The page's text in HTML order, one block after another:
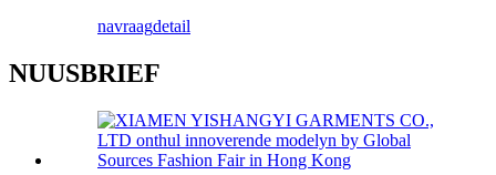
navraagdetail
NUUSBRIEF